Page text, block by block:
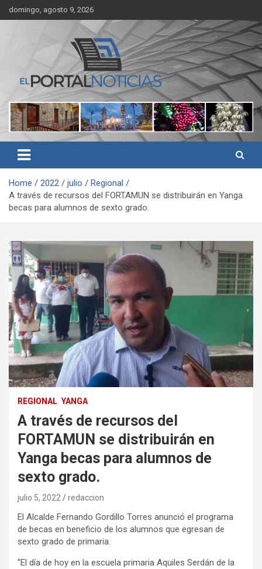
Skip
to
domingo, agosto 9, 2026
El Portal Noticias
Noticias de Córdoba, Veracruz y al región
Home 2022 julio
Regional
A través de recursos del FORTAMUN se distribuirán en Yanga
becas para alumnos de sexto grado.
REGIONAL YANGA
A través de recursos del
FORTAMUN se distribuirán en
Yanga becas para alumnos de
sexto grado.
julio 5, 2022 redaccion
El Alcalde Fernando Gordillo Torres anunció el programa
de becas en beneficio de los alumnos que egresan de
sexto grado de primaria.
“El día de hoy en la escuela primaria Aquiles Serdán de la